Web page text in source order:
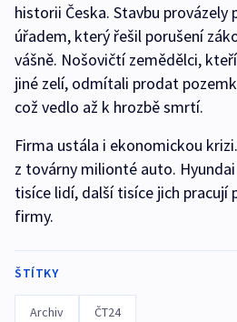
historii Česka. Stavbu provázely
úřadem, který řešil porušení
vášně. Nošovičtí zemědělci,
jiné zelí, odmítali prodat
což vedlo až k hrozbě smrtí.
Firma ustála i ekonomickou
z továrny milionté auto.
tisíce lidí, další tisíce jich pracují
firmy.
ŠTÍTKY
Archiv ČT24